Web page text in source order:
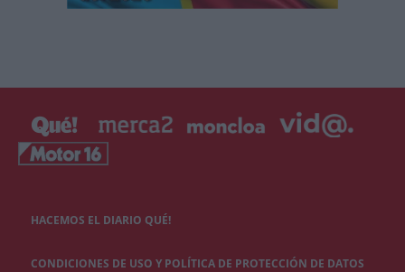
HACEMOS EL DIARIO QUÉ!
CONDICIONES DE USO Y POLÍTICA DE PROTECCIÓN DE DATOS